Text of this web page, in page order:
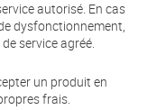
autorisé. En cas
dysfonctionnement,
service agréé.
un produit en
frais.